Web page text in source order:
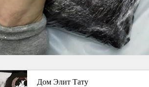
Дом Элит Тату